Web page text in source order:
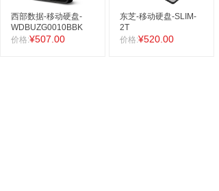
西部数据-移动硬盘-
WDBUZG0010BBK
价格:¥507.00
东芝-移动硬盘-SLIM-
2T
价格:¥520.00